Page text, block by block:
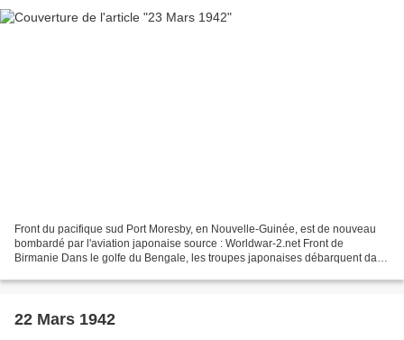
Front du pacifique sud Port Moresby, en Nouvelle-Guinée, est de nouveau
bombardé par l'aviation japonaise source : Worldwar-2.net Front de
Birmanie Dans le golfe du Bengale, les troupes japonaises débarquent dans
22 Mars 1942